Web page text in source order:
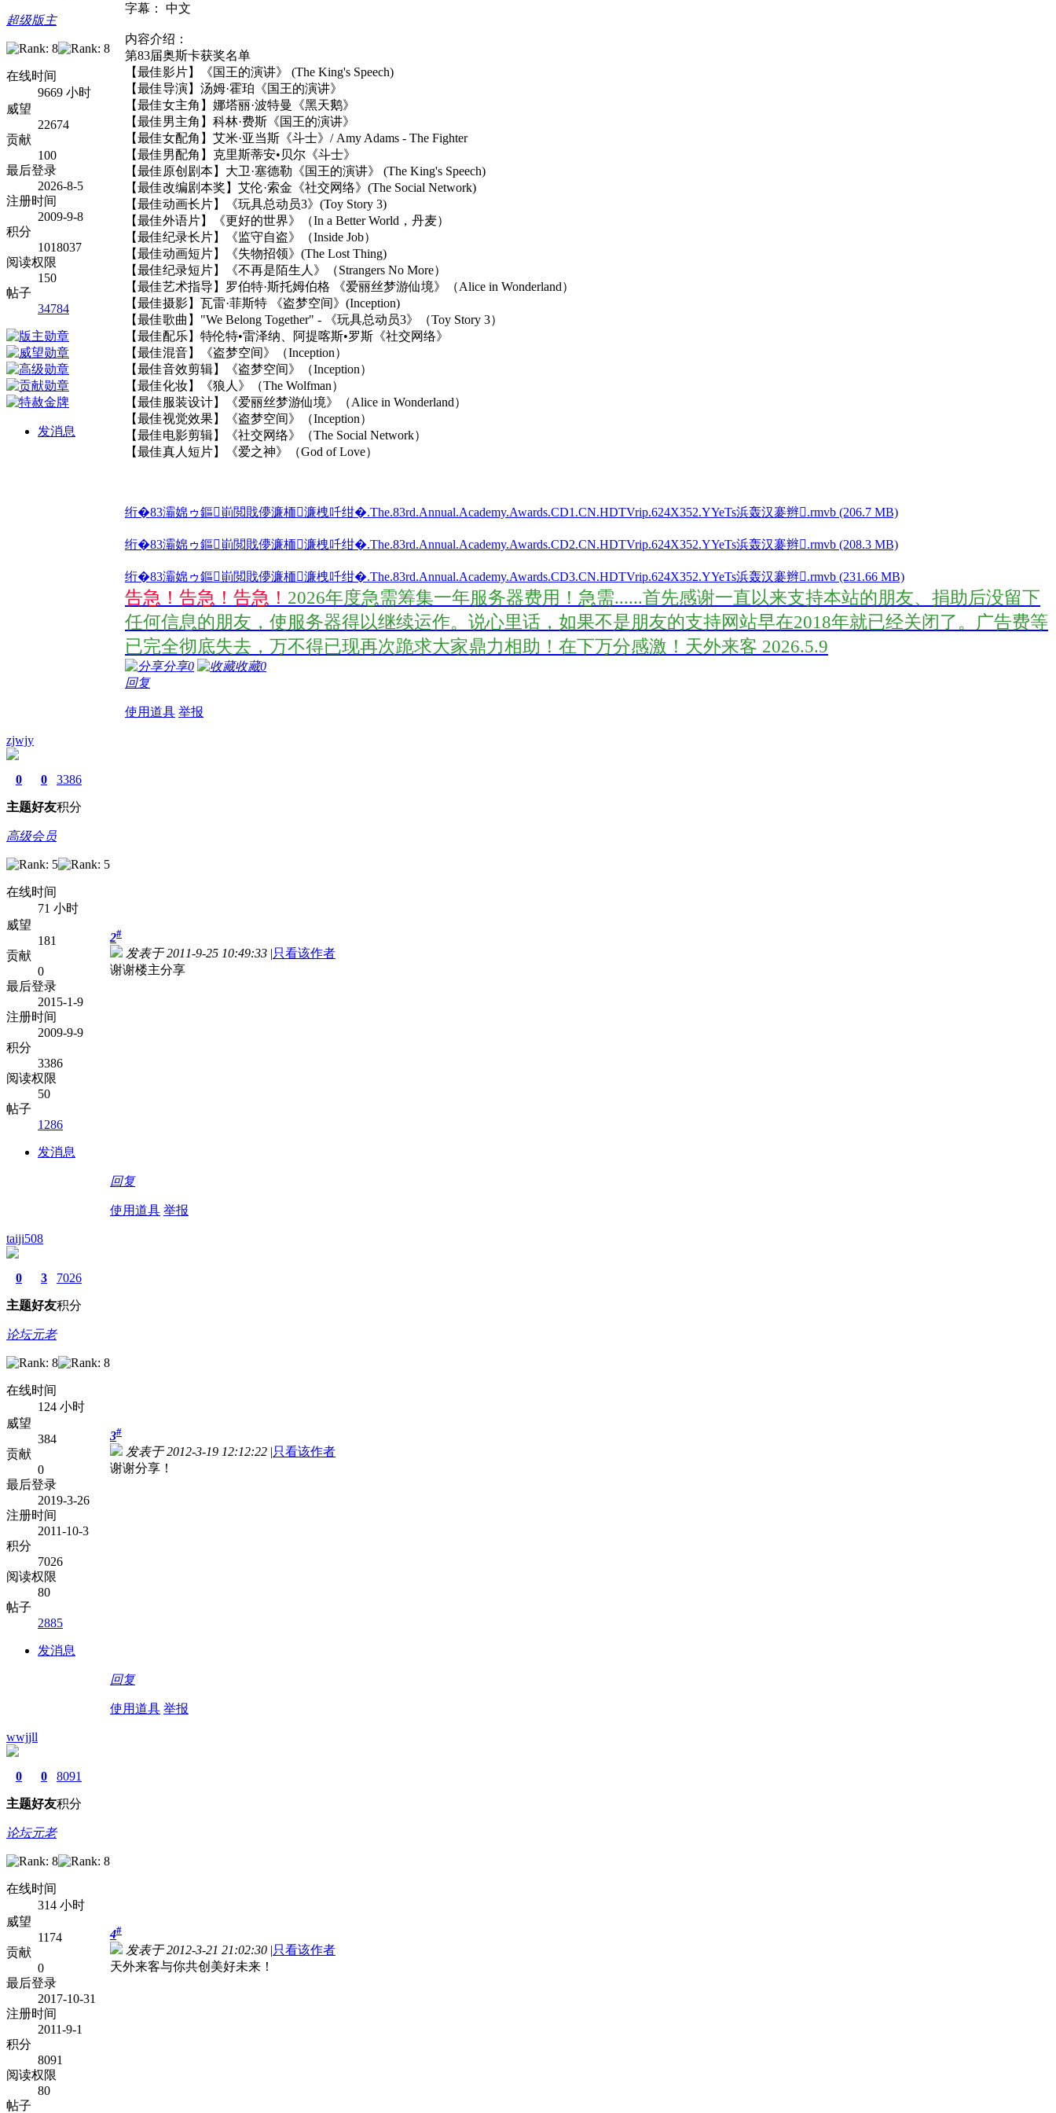
超级版主
在线时间
9669 小时
威望
22674
贡献
100
最后登录
2026-8-5
注册时间
2009-9-8
积分
1018037
阅读权限
150
帖子
34784
发消息
字幕： 中文
内容介绍：
第83届奥斯卡获奖名单
【最佳影片】《国王的演讲》 (The King's Speech)
【最佳导演】汤姆·霍珀《国王的演讲》
【最佳女主角】娜塔丽·波特曼《黑天鹅》
【最佳男主角】科林·费斯《国王的演讲》
【最佳女配角】艾米·亚当斯《斗士》/ Amy Adams - The Fighter
【最佳男配角】克里斯蒂安•贝尔《斗士》
【最佳原创剧本】大卫·塞德勒《国王的演讲》 (The King's Speech)
【最佳改编剧本奖】艾伦·索金《社交网络》(The Social Network)
【最佳动画长片】《玩具总动员3》(Toy Story 3)
【最佳外语片】《更好的世界》（In a Better World，丹麦）
【最佳纪录长片】《监守自盗》（Inside Job）
【最佳动画短片】《失物招领》(The Lost Thing)
【最佳纪录短片】《不再是陌生人》（Strangers No More）
【最佳艺术指导】罗伯特·斯托姆伯格 《爱丽丝梦游仙境》（Alice in Wonderland）
【最佳摄影】瓦雷·菲斯特 《盗梦空间》(Inception)
【最佳歌曲】"We Belong Together" - 《玩具总动员3》（Toy Story 3）
【最佳配乐】特伦特•雷泽纳、阿提喀斯•罗斯《社交网络》
【最佳混音】《盗梦空间》（Inception）
【最佳音效剪辑】《盗梦空间》（Inception）
【最佳化妆】《狼人》（The Wolfman）
【最佳服装设计】《爱丽丝梦游仙境》（Alice in Wonderland）
【最佳视觉效果】《盗梦空间》（Inception）
【最佳电影剪辑】《社交网络》（The Social Network）
【最佳真人短片】《爱之神》（God of Love）
绗�83灞婂ゥ鏂崱閲戝儚濂栭濂栧吀绀�.The.83rd.Annual.Academy.Awards.CD1.CN.HDTVrip.624X352.YYeTs浜轰汉褰辫.rmvb (206.7 MB)
绗�83灞婂ゥ鏂崱閲戝儚濂栭濂栧吀绀�.The.83rd.Annual.Academy.Awards.CD2.CN.HDTVrip.624X352.YYeTs浜轰汉褰辫.rmvb (208.3 MB)
绗�83灞婂ゥ鏂崱閲戝儚濂栭濂栧吀绀�.The.83rd.Annual.Academy.Awards.CD3.CN.HDTVrip.624X352.YYeTs浜轰汉褰辫.rmvb (231.66 MB)
告急！告急！告急！ 2026年度急需筹集一年服务器费用！急需......首先感谢一直以来支持本站的朋友、捐助后没留下
任何信息的朋友，使服务器得以继续运作。说心里话，如果不是朋友的支持网站早在2018年就已经关闭了。广告费等
已完全彻底失去，万不得已现再次跪求大家鼎力相助！在下万分感激！天外来客 2026.5.9
分享0 收藏0
回复
使用道具 举报
zjwjy
0
主题
0
好友
3386
积分
高级会员
在线时间
71 小时
威望
181
贡献
0
最后登录
2015-1-9
注册时间
2009-9-9
积分
3386
阅读权限
50
帖子
1286
发消息
2#
发表于 2011-9-25 10:49:33 |只看该作者
谢谢楼主分享
回复
使用道具 举报
taiji508
0
主题
3
好友
7026
积分
论坛元老
在线时间
124 小时
威望
384
贡献
0
最后登录
2019-3-26
注册时间
2011-10-3
积分
7026
阅读权限
80
帖子
2885
发消息
3#
发表于 2012-3-19 12:12:22 |只看该作者
谢谢分享！
回复
使用道具 举报
wwjjll
0
主题
0
好友
8091
积分
论坛元老
在线时间
314 小时
威望
1174
贡献
0
最后登录
2017-10-31
注册时间
2011-9-1
积分
8091
阅读权限
80
帖子
4#
发表于 2012-3-21 21:02:30 |只看该作者
天外来客与你共创美好未来！